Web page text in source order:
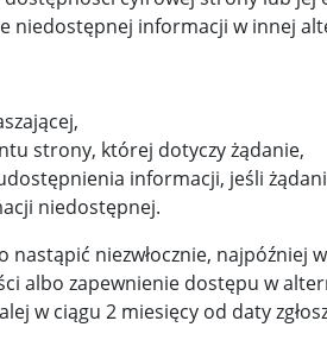
niedostępnej informacji w innej
strony, której dotyczy żądanie,
informacji, jeśli
niedostępnej.
nastąpić niezwłocznie, najpóźniej
albo zapewnienie dostępu w
w ciągu 2 miesięcy od daty